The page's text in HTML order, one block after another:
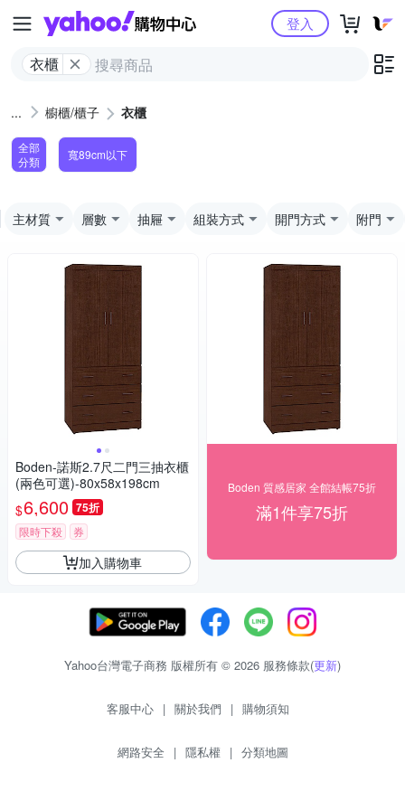
Yahoo購物中心
衣櫃
登入
櫥櫃/櫃子 衣櫃
全部
分類
寬89cm以下
主材質 層數 抽屜 組裝方式 開門方式 附門
Boden-諾斯2.7尺二門三抽衣櫃
(兩色可選)-80x58x198cm
$6,600 75折
限時下殺 券
加入購物車
Boden 質感居家 全館結帳75折
滿1件享75折
Yahoo台灣電子商務 版權所有 © 2026 服務條款(更新)
客服中心 | 關於我們 | 購物須知
網路安全 | 隱私權 | 分類地圖